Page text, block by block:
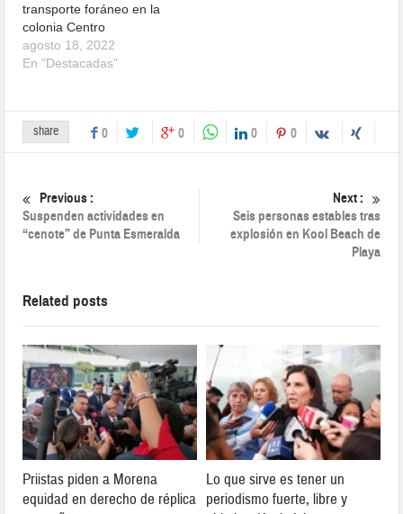
transporte foráneo en la
colonia Centro
agosto 18, 2022
En "Destacadas"
share 0 0 0 0
Previous :
Suspenden actividades en
“cenote” de Punta Esmeralda
Next :
Seis personas estables tras
explosión en Kool Beach de
Playa
Related posts
Priistas piden a Morena
equidad en derecho de réplica
Lo que sirve es tener un
periodismo fuerte, libre y